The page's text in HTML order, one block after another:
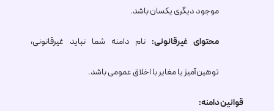
موجود دیگری یکسان باشد.
محتوای غیرقانونی: نام دامنه شما نباید غیرقانونی،
توهین‌آمیز یا مغایر با اخلاق عمومی باشد.
قوانین دامنه: